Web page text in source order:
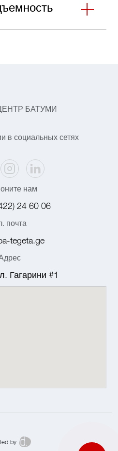
БАТУМИ
в социальных сетях
нам
24 60 06
почта
tegeta.ge
Гагарини #1
by